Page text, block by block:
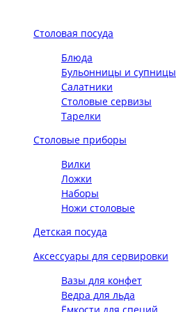
Столовая посуда
Блюда
Бульонницы и супницы
Салатники
Столовые сервизы
Тарелки
Столовые приборы
Вилки
Ложки
Наборы
Ножи столовые
Детская посуда
Аксессуары для сервировки
Вазы для конфет
Ведра для льда
Ёмкости для специй